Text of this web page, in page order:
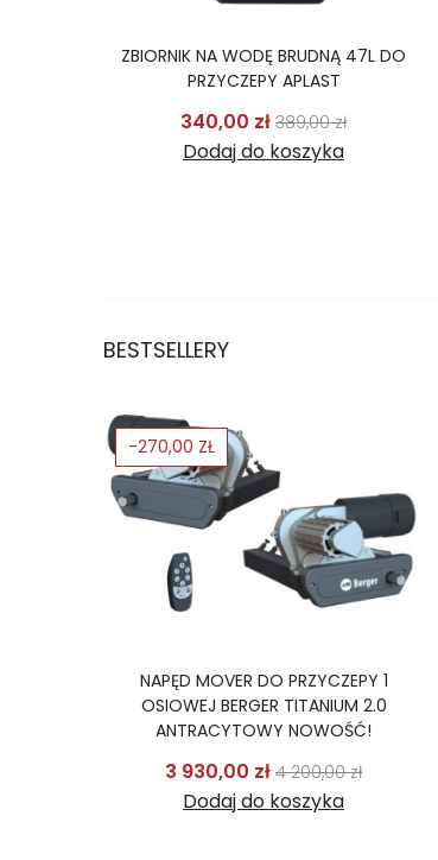
ZBIORNIK NA WODĘ BRUDNĄ 47L DO
PRZYCZEPY APLAST
340,00 złCena podstawowa
389,00 złCena
Dodaj do koszyka
BESTSELLERY
NAPĘD MOVER DO PRZYCZEPY 1
OSIOWEJ BERGER TITANIUM 2.0
ANTRACYTOWY NOWOŚĆ!
3 930,00 złCena podstawowa
4 200,00 złCena
Dodaj do koszyka
-270,00 ZŁ